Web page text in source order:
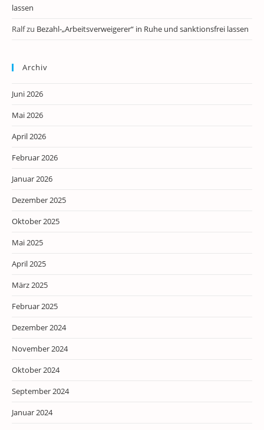
lassen
Ralfzu Bezahl-„Arbeitsverweigerer“ in Ruhe und sanktionsfrei lassen
Archiv
Juni 2026
Mai 2026
April 2026
Februar 2026
Januar 2026
Dezember 2025
Oktober 2025
Mai 2025
April 2025
März 2025
Februar 2025
Dezember 2024
November 2024
Oktober 2024
September 2024
Januar 2024